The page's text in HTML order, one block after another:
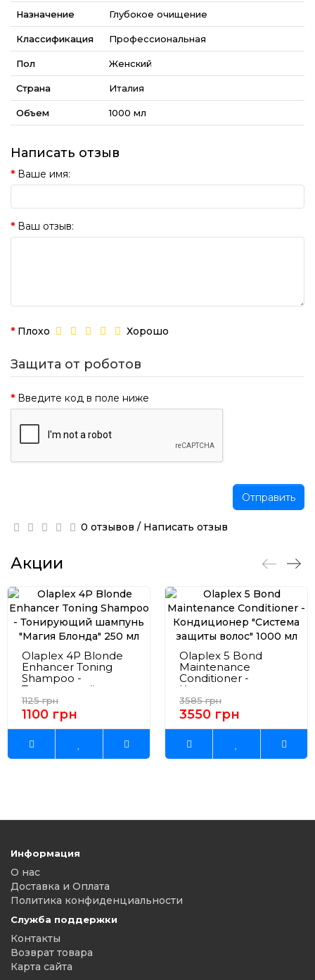
Назначение Глубокое очищение
Классификация Профессиональная
Пол Женский
Страна Италия
Объем 1000 мл
Написать отзыв
Ваше имя:
Ваш отзыв:
Плохо Хорошо
Защита от роботов
Введите код в поле ниже
Отправить
0 отзывов / Написать отзыв
Акции
Olaplex 4P Blonde
Enhancer Toning
Shampoo -
Тонирующий
шампунь "Магия
Блонда" 250 мл
1125 грн
1100 грн
Olaplex 5 Bond
Maintenance
Conditioner -
Кондиционер
"Система защиты
волос" 1000 мл
3585 грн
3550 грн
Информация
О нас
Доставка и Оплата
Политика конфиденциальности
Служба поддержки
Контакты
Возврат товара
Карта сайта